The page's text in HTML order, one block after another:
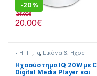
-20%
20.00€
25.00€
• Hi-Fi Iq Εικόνα & Ήχος
Ηχοσύστημα IQ 20W με
Digital Media Player και